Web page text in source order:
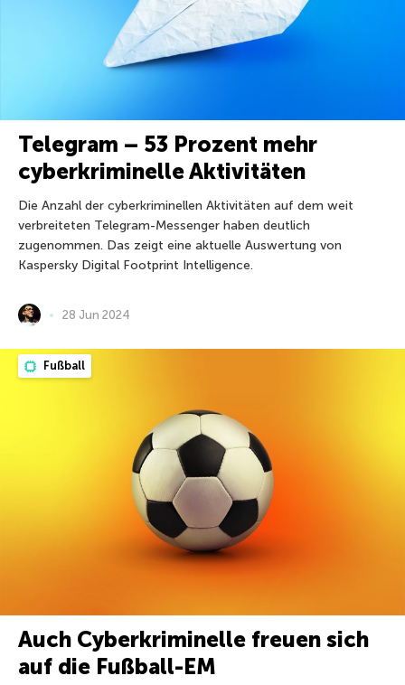
Telegram – 53 Prozent mehr
cyberkriminelle Aktivitäten
Die Anzahl der cyberkriminellen Aktivitäten auf dem weit
verbreiteten Telegram-Messenger haben deutlich
zugenommen. Das zeigt eine aktuelle Auswertung von
Kaspersky Digital Footprint Intelligence.
28 Jun 2024
Fußball
Auch Cyberkriminelle freuen sich
auf die Fußball-EM